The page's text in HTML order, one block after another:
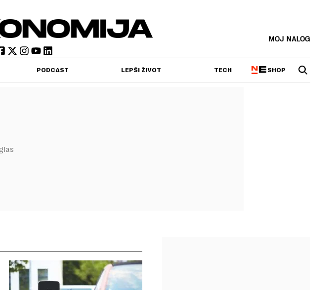
MOJ NALOG
PODCAST LEPŠI ŽIVOT TECH SHOP